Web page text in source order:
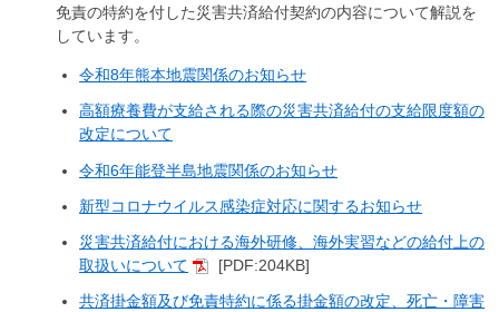
免責の特約を付した災害共済給付契約の内容について解説を
しています。
令和8年熊本地震関係のお知らせ
高額療養費が支給される際の災害共済給付の支給限度額の
改定について
令和6年能登半島地震関係のお知らせ
新型コロナウイルス感染症対応に関するお知らせ
災害共済給付における海外研修、海外実習などの給付上の
取扱いについて
[PDF:204KB]
共済掛金額及び免責特約に係る掛金額の改定、死亡・障害